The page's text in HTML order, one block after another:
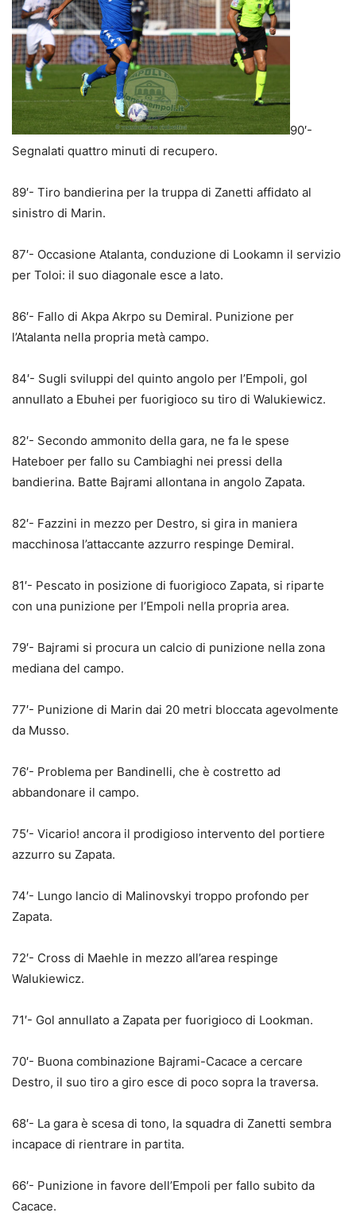
90′-
Segnalati quattro minuti di recupero.
89′- Tiro bandierina per la truppa di Zanetti affidato al
sinistro di Marin.
87′- Occasione Atalanta, conduzione di Lookamn il servizio
per Toloi: il suo diagonale esce a lato.
86′- Fallo di Akpa Akrpo su Demiral. Punizione per
l’Atalanta nella propria metà campo.
84′- Sugli sviluppi del quinto angolo per l’Empoli, gol
annullato a Ebuhei per fuorigioco su tiro di Walukiewicz.
82′- Secondo ammonito della gara, ne fa le spese
Hateboer per fallo su Cambiaghi nei pressi della
bandierina. Batte Bajrami allontana in angolo Zapata.
82′- Fazzini in mezzo per Destro, si gira in maniera
macchinosa l’attaccante azzurro respinge Demiral.
81′- Pescato in posizione di fuorigioco Zapata, si riparte
con una punizione per l’Empoli nella propria area.
79′- Bajrami si procura un calcio di punizione nella zona
mediana del campo.
77′- Punizione di Marin dai 20 metri bloccata agevolmente
da Musso.
76′- Problema per Bandinelli, che è costretto ad
abbandonare il campo.
75′- Vicario! ancora il prodigioso intervento del portiere
azzurro su Zapata.
74′- Lungo lancio di Malinovskyi troppo profondo per
Zapata.
72′- Cross di Maehle in mezzo all’area respinge
Walukiewicz.
71′- Gol annullato a Zapata per fuorigioco di Lookman.
70′- Buona combinazione Bajrami-Cacace a cercare
Destro, il suo tiro a giro esce di poco sopra la traversa.
68′- La gara è scesa di tono, la squadra di Zanetti sembra
incapace di rientrare in partita.
66′- Punizione in favore dell’Empoli per fallo subito da
Cacace.